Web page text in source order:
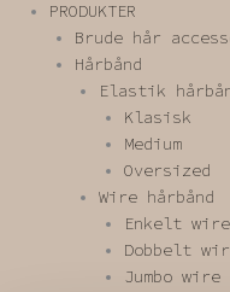
PRODUKTER
Brude hår
Hårbånd
Elastik
Klasisk
Medium
Oversized
Wire hårbånd
Enkelt wire
Dobbelt
Jumbo wire